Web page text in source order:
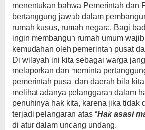
menentukan bahwa Pemerintah dan
bertanggung jawab dalam
rumah kusus, rumah negara. Bagi
ingin membangun rumah umum
kemudahan oleh pemerintah pusat
Di wilayah ini kita sebagai warga
melaporkan dan meminta
pemerintah pusat dan daerah bila
melihat adanya pelanggaran dalam
penuhinya hak kita, karena jika tidak
terjadi pelangaran atas “Hak asasi
di atur dalam undang undang.